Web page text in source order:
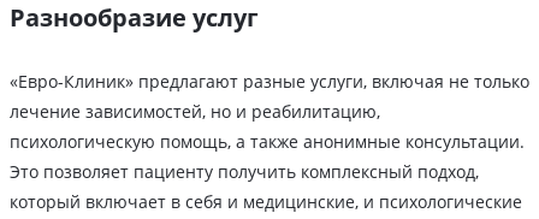
Разнообразие услуг
«Евро-Клиник» предлагают разные услуги, включая не только
лечение зависимостей, но и реабилитацию,
психологическую помощь, а также анонимные консультации.
Это позволяет пациенту получить комплексный подход,
который включает в себя и медицинские, и психологические